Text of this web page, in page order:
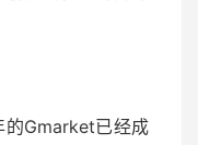
的Gmarket已经成